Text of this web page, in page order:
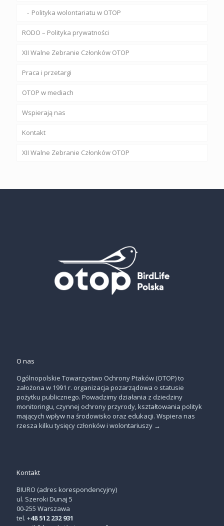
Polityka wolontariatu w OTOP
RODO – Polityka prywatności
XII Walne Zebranie Członków OTOP
Praca i przetargi
OTOP w mediach
Wspierają nas
Kontakt
XII Walne Zebranie Członków OTOP
O nas
Ogólnopolskie Towarzystwo Ochrony Ptaków (OTOP) to
założona w 1991 r. organizacja pozarządowa o statusie
pożytku publicznego. Powadzimy działania z dziedziny
monitoringu, czynnej ochrony przyrody, kształtowania polityk
mających wpływ na środowisko oraz edukacji. Wspiera nas
rzesza kilku tysięcy członków i wolontariuszy →
Kontakt
BIURO (adres korespondencyjny)
ul. Szeroki Dunaj 5
00-255 Warszawa
tel. +48 512 232 931